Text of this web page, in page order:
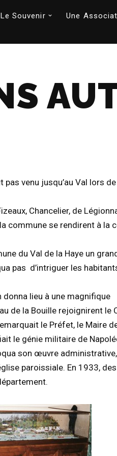
Souvenir Une
venu jusqu’au Val lors
Chancelier, de
commune se rendirent à la
du Val de la Haye un
pas d’intriguer les
lieu à une magnifique
de la Bouille rejoignirent
le Préfet, le Maire
génie militaire de
son œuvre
paroissiale. En 1933,